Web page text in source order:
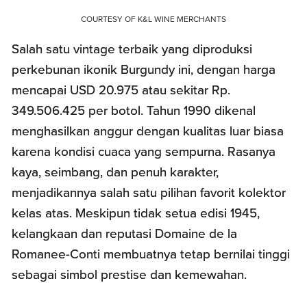
COURTESY OF K&L WINE MERCHANTS
Salah satu vintage terbaik yang diproduksi
perkebunan ikonik Burgundy ini, dengan harga
mencapai USD 20.975 atau sekitar Rp.
349.506.425 per botol. Tahun 1990 dikenal
menghasilkan anggur dengan kualitas luar biasa
karena kondisi cuaca yang sempurna. Rasanya
kaya, seimbang, dan penuh karakter,
menjadikannya salah satu pilihan favorit kolektor
kelas atas. Meskipun tidak setua edisi 1945,
kelangkaan dan reputasi Domaine de la
Romanee-Conti membuatnya tetap bernilai tinggi
sebagai simbol prestise dan kemewahan.